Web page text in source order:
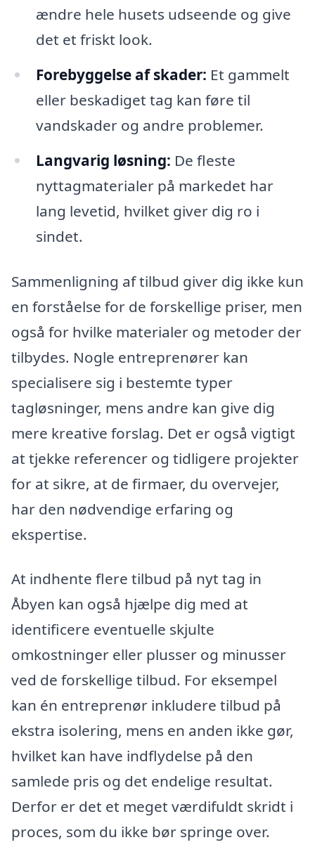
ændre hele husets udseende og give
det et friskt look.
Forebyggelse af skader: Et gammelt
eller beskadiget tag kan føre til
vandskader og andre problemer.
Langvarig løsning: De fleste
nyttagmaterialer på markedet har
lang levetid, hvilket giver dig ro i
sindet.
Sammenligning af tilbud giver dig ikke kun
en forståelse for de forskellige priser, men
også for hvilke materialer og metoder der
tilbydes. Nogle entreprenører kan
specialisere sig i bestemte typer
tagløsninger, mens andre kan give dig
mere kreative forslag. Det er også vigtigt
at tjekke referencer og tidligere projekter
for at sikre, at de firmaer, du overvejer,
har den nødvendige erfaring og
ekspertise.
At indhente flere tilbud på nyt tag in
Åbyen kan også hjælpe dig med at
identificere eventuelle skjulte
omkostninger eller plusser og minusser
ved de forskellige tilbud. For eksempel
kan én entreprenør inkludere tilbud på
ekstra isolering, mens en anden ikke gør,
hvilket kan have indflydelse på den
samlede pris og det endelige resultat.
Derfor er det et meget værdifuldt skridt i
proces, som du ikke bør springe over.